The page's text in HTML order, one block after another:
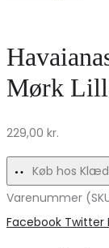
BalletRose0076
til
Dame
–
Must-
Have!
Mørk
229,00 kr.
Køb hos
Varenummer
Share
Facebook Twitter